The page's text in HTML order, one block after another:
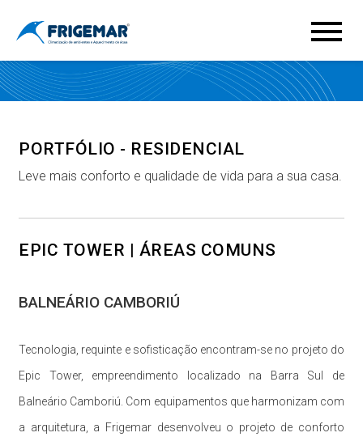
PORTFÓLIO - RESIDENCIAL
Leve mais conforto e qualidade de vida para a sua casa.
EPIC TOWER | ÁREAS COMUNS
BALNEÁRIO CAMBORIÚ
Tecnologia, requinte e sofisticação encontram-se no projeto do
Epic Tower, empreendimento localizado na Barra Sul de
Balneário Camboriú. Com equipamentos que harmonizam com
a arquitetura, a Frigemar desenvolveu o projeto de conforto